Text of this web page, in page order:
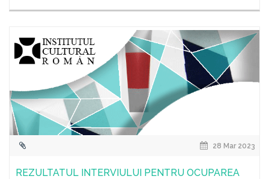
28 Mar 2023
REZULTATUL INTERVIULUI PENTRU OCUPAREA